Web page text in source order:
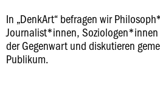
In „DenkArt“ befragen wir
Journalist*innen, Soziologen*innen
der Gegenwart und diskutieren
Publikum.